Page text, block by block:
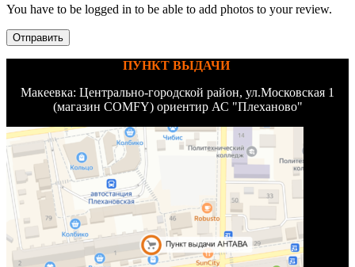
You have to be logged in to be able to add photos to your review.
ПУНКТ ВЫДАЧИ
Макеевка: Центрально-городской район, ул.Московская 1
(магазин COMFY) ориентир АС "Плеханово"